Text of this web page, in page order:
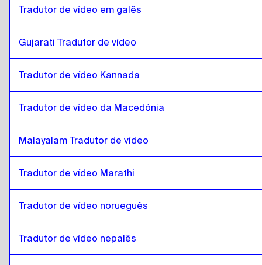
Inglês canadiano / Francês
catalãoparaCambojano Khmer
Cambojano Khmerparacatalão
Inglês de Singapura / Tamil
catalãoparaIrlandês Inglês / Irlandês
catalãoparaFrancês suíço / Alemão
Francês suíço / Alemãoparacatalão
Espanhol da Venezuela
para
catalãoparaBelga Neerlandês / Francês
Tradutor de vídeo em galês
Gujarati Tradutor de vídeo
Tradutor de vídeo Kannada
Tradutor de vídeo da Macedónia
Malayalam Tradutor de vídeo
Tradutor de vídeo Marathi
Tradutor de vídeo norueguês
Tradutor de vídeo nepalês